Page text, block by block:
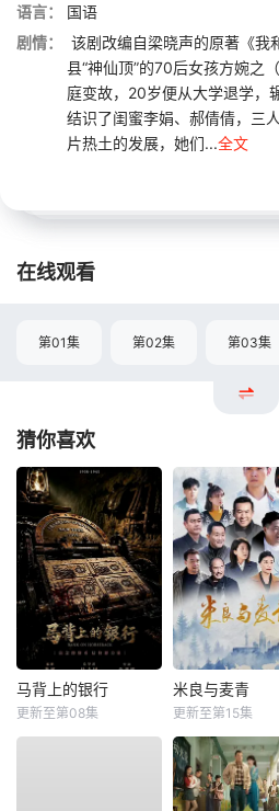
语言：
国语
剧情：
该剧改编自梁晓声的原著《我
县“神仙顶”的70后女孩方婉之
庭变故，20岁便从大学退学，
结识了闺蜜李娟、郝倩倩，三
片热土的发展，她们...全文
在线观看
第01集 第02集 第03集
猜你喜欢
马背上的银行
更新至第08集
米良与麦青
更新至第15集